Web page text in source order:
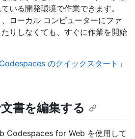
いる開発環境で作業できます。
ローカル コンピューターにファ
りしなくても、すぐに作業を開始
のクイックスタート 」
書を編集する
Codespaces for Web を使用して